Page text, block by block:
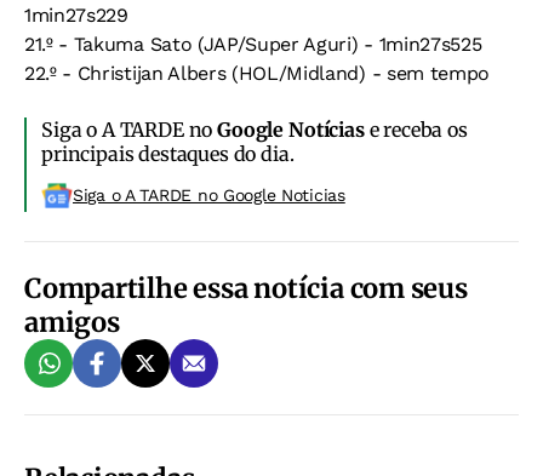
1min27s229
21.º - Takuma Sato (JAP/Super Aguri) - 1min27s525
22.º - Christijan Albers (HOL/Midland) - sem tempo
Siga o A TARDE noGoogle Notíciase receba os
principais destaques do dia.
Siga o A TARDE no Google Noticias
Compartilhe essa notícia com seus
amigos